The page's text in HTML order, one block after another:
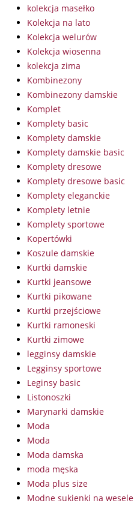
kolekcja masełko
Kolekcja na lato
Kolekcja welurów
Kolekcja wiosenna
kolekcja zima
Kombinezony
Kombinezony damskie
Komplet
Komplety basic
Komplety damskie
Komplety damskie basic
Komplety dresowe
Komplety dresowe basic
Komplety eleganckie
Komplety letnie
Komplety sportowe
Kopertówki
Koszule damskie
Kurtki damskie
Kurtki jeansowe
Kurtki pikowane
Kurtki przejściowe
Kurtki ramoneski
Kurtki zimowe
legginsy damskie
Legginsy sportowe
Leginsy basic
Listonoszki
Marynarki damskie
Moda
Moda
Moda damska
moda męska
Moda plus size
Modne sukienki na wesele